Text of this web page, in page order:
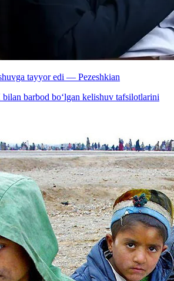
tayyor edi — Pezeshkian
barbod bo‘lgan kelishuv tafsilotlarini